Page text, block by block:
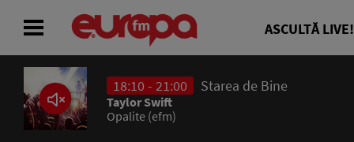
ASCULTĂ LIVE!
18:10 - 21:00 Starea de Bine
Taylor Swift
Opalite (efm)
ACASĂ
ȘTIRI